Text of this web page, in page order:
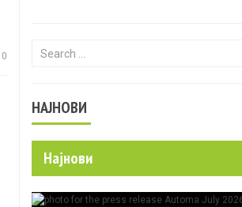
0
Search for:
НАЈНОВИ
Најнови